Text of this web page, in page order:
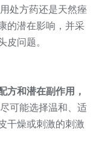
处方药还是天然痤
的潜在影响，并采
问题。
方和潜在副作用，
尽可能选择温和、适
干燥或刺激的刺激